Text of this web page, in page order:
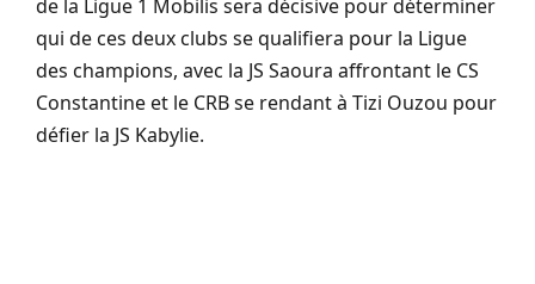
de la Ligue 1 Mobilis sera décisive pour déterminer
qui de ces deux clubs se qualifiera pour la Ligue
des champions, avec la JS Saoura affrontant le CS
Constantine et le CRB se rendant à Tizi Ouzou pour
défier la JS Kabylie.